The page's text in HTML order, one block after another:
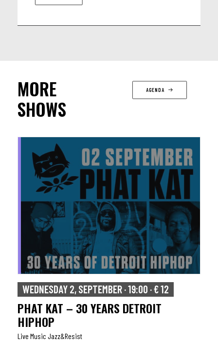
MORE
SHOWS
AGENDA
WEDNESDAY 2, SEPTEMBER · 19:00 · € 12
PHAT KAT – 30 YEARS DETROIT
HIPHOP
Live Music Jazz&resist